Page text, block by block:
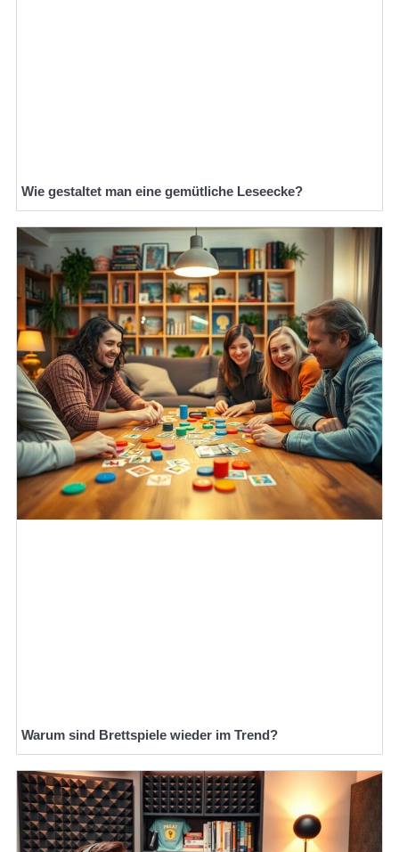
Wie gestaltet man eine gemütliche Leseecke?
Warum sind Brettspiele wieder im Trend?